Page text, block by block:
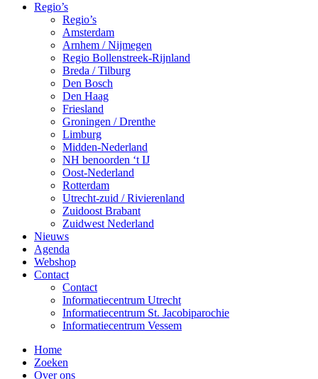
Regio’s
Regio’s
Amsterdam
Arnhem / Nijmegen
Regio Bollenstreek-Rijnland
Breda / Tilburg
Den Bosch
Den Haag
Friesland
Groningen / Drenthe
Limburg
Midden-Nederland
NH benoorden ‘t IJ
Oost-Nederland
Rotterdam
Utrecht-zuid / Rivierenland
Zuidoost Brabant
Zuidwest Nederland
Nieuws
Agenda
Webshop
Contact
Contact
Informatiecentrum Utrecht
Informatiecentrum St. Jacobiparochie
Informatiecentrum Vessem
Home
Zoeken
Over ons